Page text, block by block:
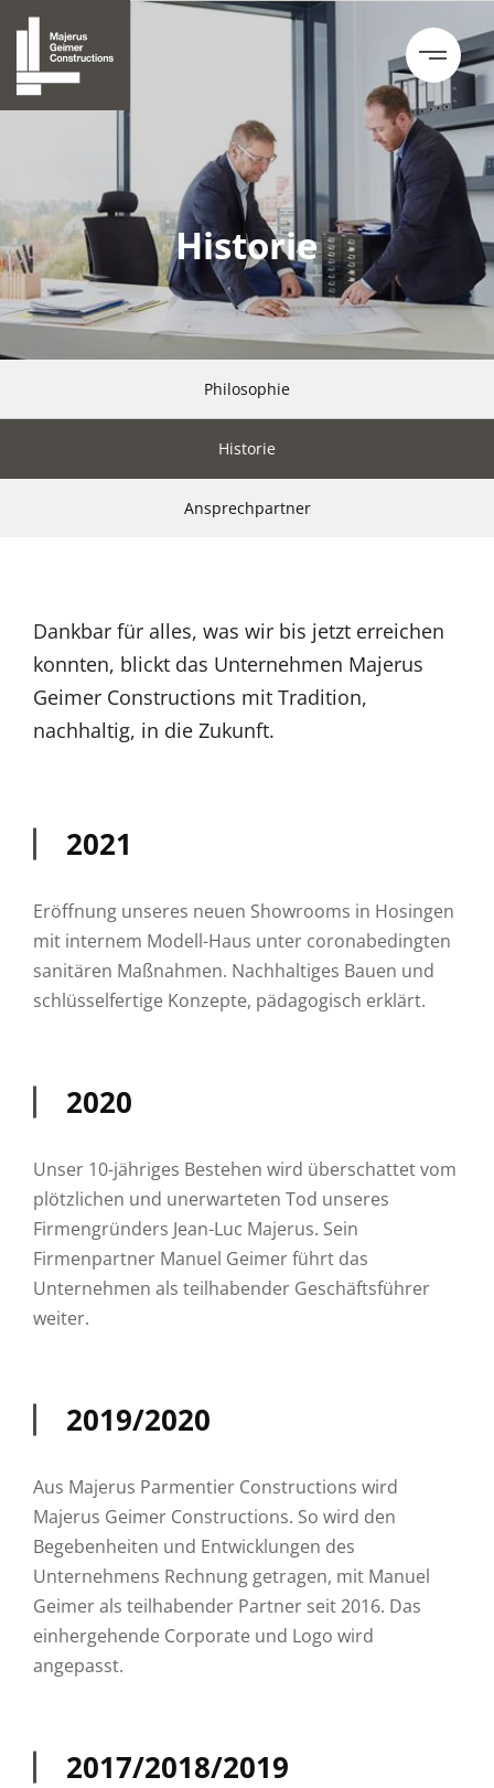
Historie
Philosophie
Historie
Ansprechpartner
Dankbar für alles, was wir bis jetzt erreichen
konnten, blickt das Unternehmen Majerus
Geimer Constructions mit Tradition,
nachhaltig, in die Zukunft.
2021
Eröffnung unseres neuen Showrooms in Hosingen
mit internem Modell-Haus unter coronabedingten
sanitären Maßnahmen. Nachhaltiges Bauen und
schlüsselfertige Konzepte, pädagogisch erklärt.
2020
Unser 10-jähriges Bestehen wird überschattet vom
plötzlichen und unerwarteten Tod unseres
Firmengründers Jean-Luc Majerus. Sein
Firmenpartner Manuel Geimer führt das
Unternehmen als teilhabender Geschäftsführer
weiter.
2019/2020
Aus Majerus Parmentier Constructions wird
Majerus Geimer Constructions. So wird den
Begebenheiten und Entwicklungen des
Unternehmens Rechnung getragen, mit Manuel
Geimer als teilhabender Partner seit 2016. Das
einhergehende Corporate und Logo wird
angepasst.
2017/2018/2019